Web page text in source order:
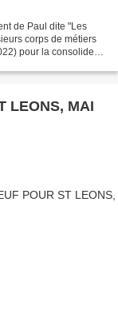
de Paul dite "Les
corps de métiers
pour la consolider
LEONS, MAI